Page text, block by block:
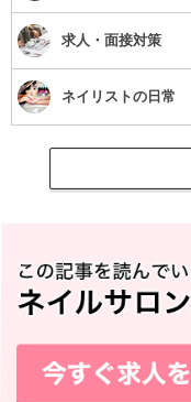
まるで海の水面を連
模様が人気のドロッ
す。真夏のビーチに
の定番アートと言える
しかし、一見簡単そ
イルの特徴です。カ
やり方
①ターコイズブルー
求人・面接対策
ネイリストの日常